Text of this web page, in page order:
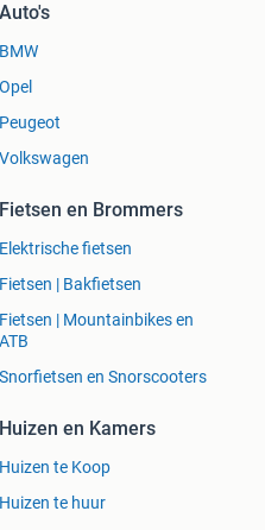
Auto's
BMW
Opel
Peugeot
Volkswagen
Fietsen en Brommers
Elektrische fietsen
Fietsen | Bakfietsen
Fietsen | Mountainbikes en
ATB
Snorfietsen en Snorscooters
Huizen en Kamers
Huizen te Koop
Huizen te huur